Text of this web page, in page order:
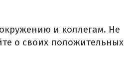
и коллегам. Не
о своих положительных